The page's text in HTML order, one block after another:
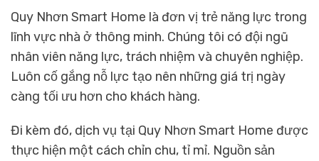
Quy Nhơn Smart Home là đơn vị trẻ năng lực trong
lĩnh vực nhà ở thông minh. Chúng tôi có đội ngũ
nhân viên năng lực, trách nhiệm và chuyên nghiệp.
Luôn cố gắng nỗ lực tạo nên những giá trị ngày
càng tối ưu hơn cho khách hàng.
Đi kèm đó, dịch vụ tại Quy Nhơn Smart Home được
thực hiện một cách chỉn chu, tỉ mỉ. Nguồn sản